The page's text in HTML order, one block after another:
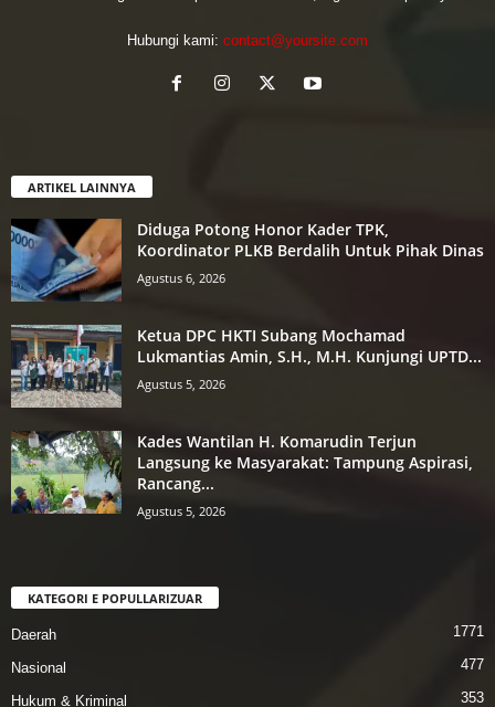
Hubungi kami: contact@yoursite.com
ARTIKEL LAINNYA
Diduga Potong Honor Kader TPK,
Koordinator PLKB Berdalih Untuk Pihak Dinas
Agustus 6, 2026
Ketua DPC HKTI Subang Mochamad
Lukmantias Amin, S.H., M.H. Kunjungi UPTD...
Agustus 5, 2026
Kades Wantilan H. Komarudin Terjun
Langsung ke Masyarakat: Tampung Aspirasi,
Rancang...
Agustus 5, 2026
KATEGORI E POPULLARIZUAR
Daerah 1771
Nasional 477
Hukum & Kriminal 353